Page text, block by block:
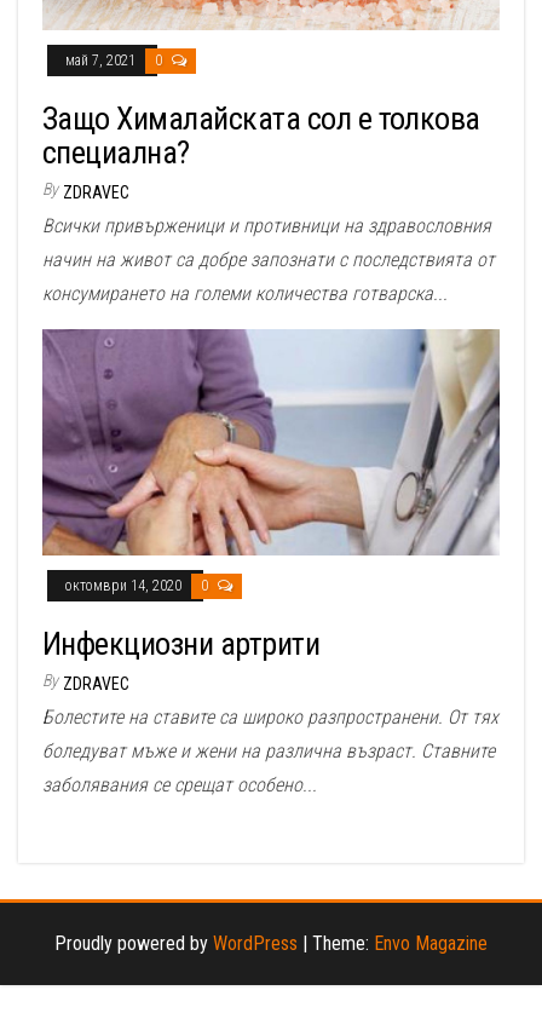
май 7, 2021 0
Защо Хималайската сол е толкова
специална?
By ZDRAVEC
Всички привърженици и противници на здравословния
начин на живот са добре запознати с последствията от
консумирането на големи количества готварска...
октомври 14, 2020 0
Инфекциозни артрити
By ZDRAVEC
Болестите на ставите са широко разпространени. От тях
боледуват мъже и жени на различна възраст. Ставните
заболявания се срещат особено...
Proudly powered by WordPress Theme: Envo Magazine